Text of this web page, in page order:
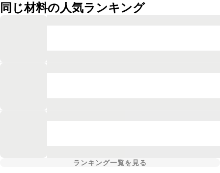
同じ材料の人気ランキング
ランキング一覧を見る